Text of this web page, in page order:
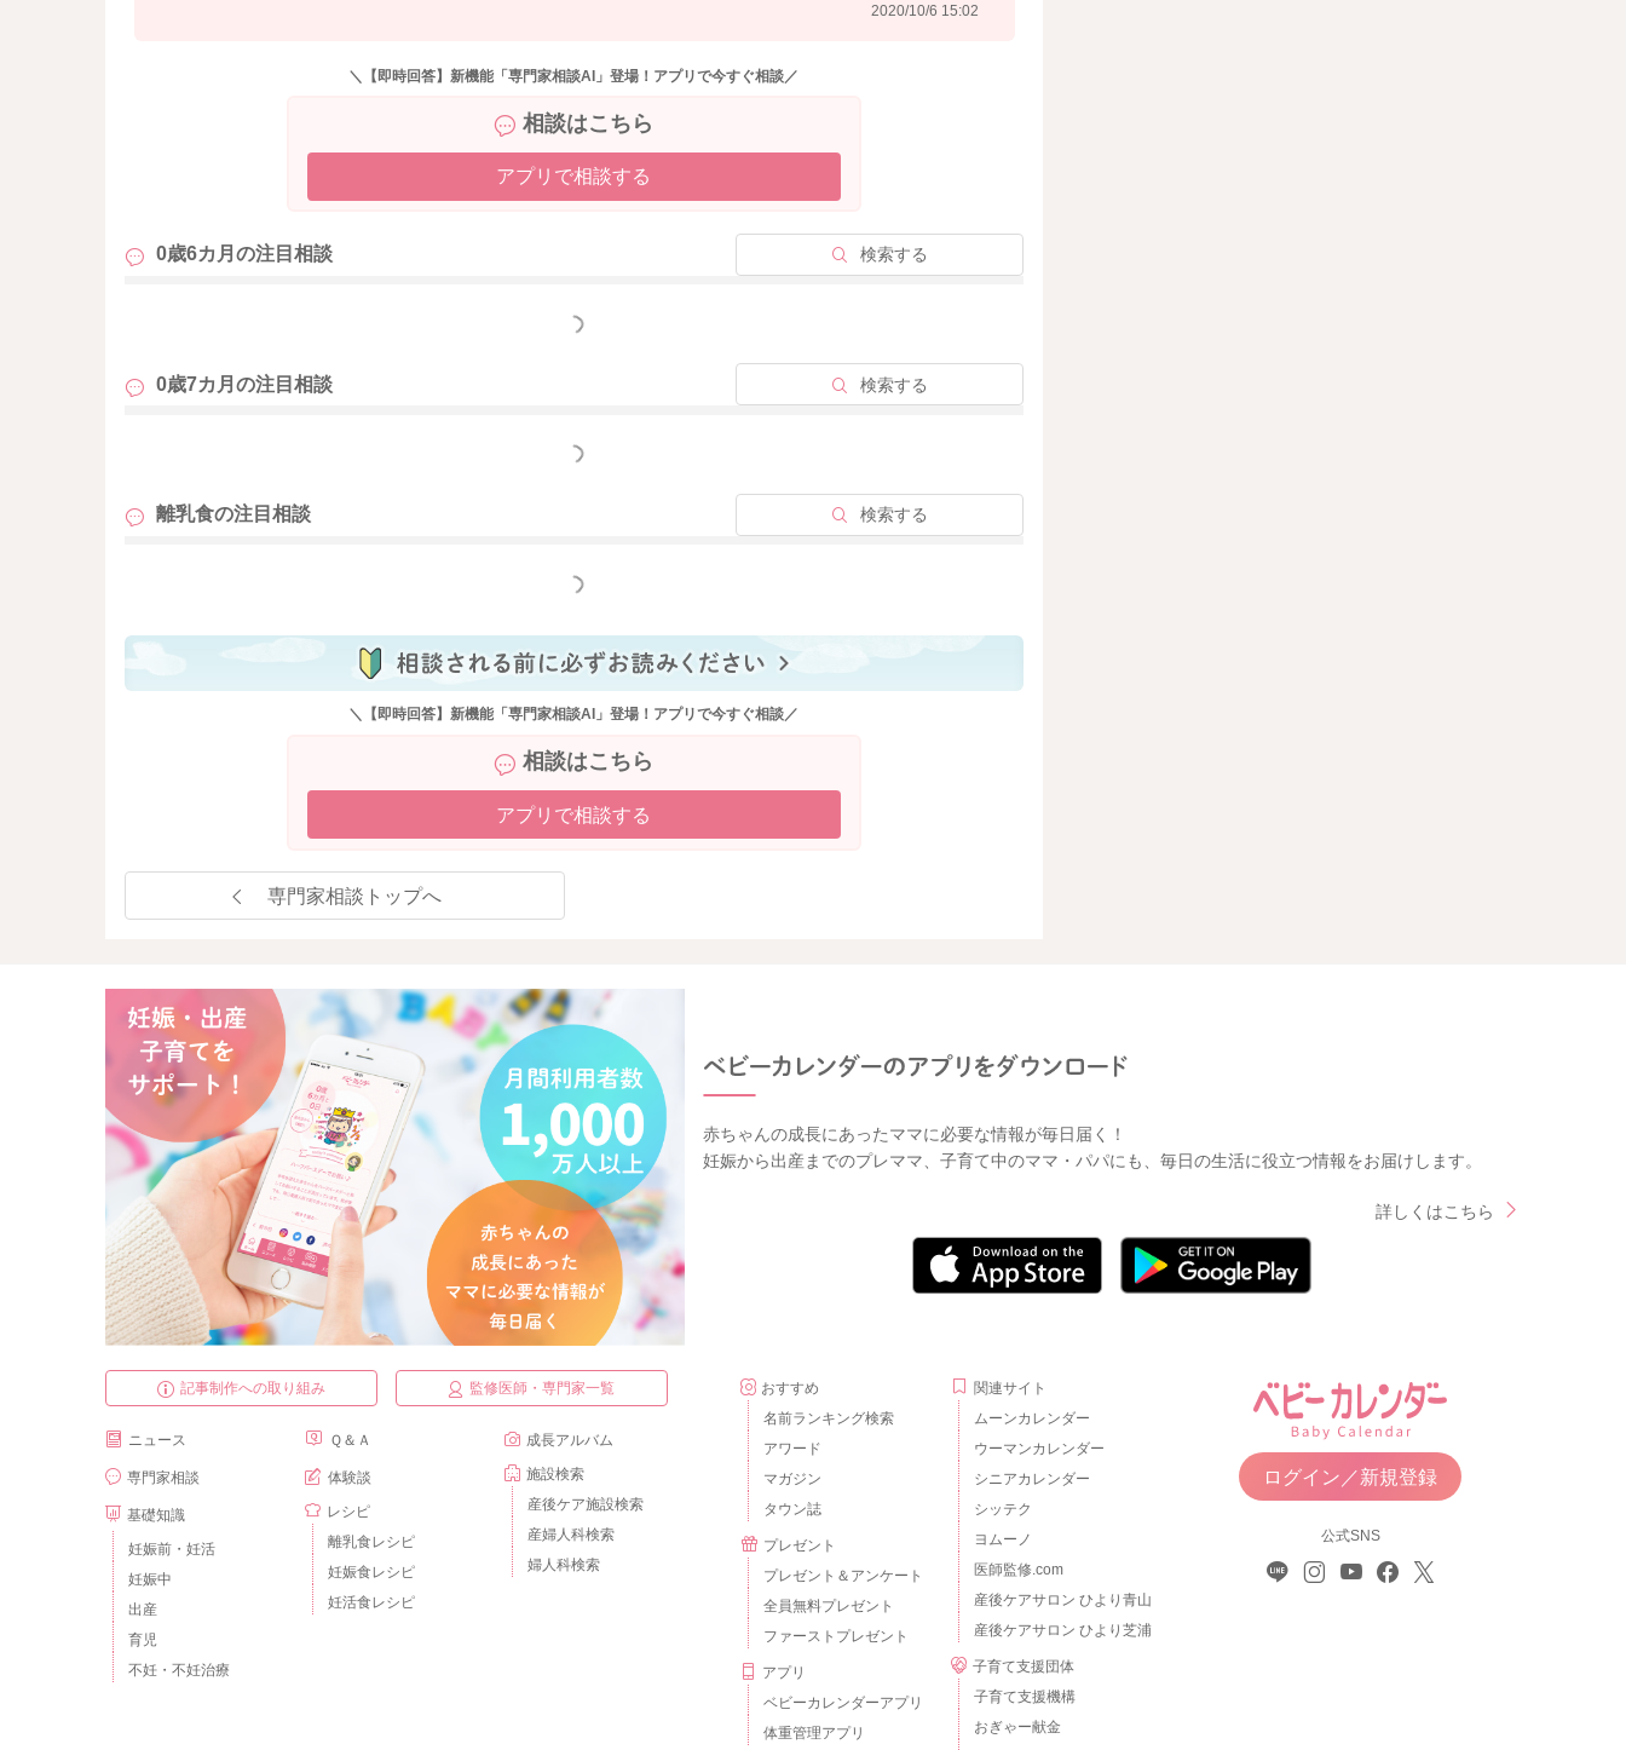
まり時間や回数や離乳食量などに捉われすぎずに、お子様のペースに合わせて進めてあげましょう。
2020/10/6 15:02
＼【即時回答】新機能「専門家相談AI」登場！アプリで今すぐ相談／
相談はこちら
アプリで相談する
0歳6カ月の注目相談 検索する
もっと見る
0歳7カ月の注目相談 検索する
もっと見る
離乳食の注目相談 検索する
もっと見る
＼【即時回答】新機能「専門家相談AI」登場！アプリで今すぐ相談／
相談はこちら
アプリで相談する
専門家相談トップへ
赤ちゃんの成長にあったママに必要な情報が毎日届く！
妊娠から出産までのプレママ、子育て中のママ・パパにも、毎日の生活に役立つ情報をお届けします。
詳しくはこちら
記事制作への取り組み 監修医師・専門家一覧
ニュース
専門家相談
基礎知識
妊娠前・妊活
妊娠中
出産
育児
不妊・不妊治療
Ｑ＆Ａ
体験談
レシピ
離乳食レシピ
妊娠食レシピ
妊活食レシピ
成長アルバム
施設検索
産後ケア施設検索
産婦人科検索
婦人科検索
おすすめ
名前ランキング検索
アワード
マガジン
タウン誌
プレゼント
プレゼント＆アンケート
全員無料プレゼント
ファーストプレゼント
アプリ
ベビーカレンダーアプリ
体重管理アプリ
関連サイト
ムーンカレンダー
ウーマンカレンダー
シニアカレンダー
シッテク
ヨムーノ
医師監修.com
産後ケアサロン ひより青山
産後ケアサロン ひより芝浦
子育て支援団体
子育て支援機構
おぎゃー献金
ログイン／新規登録
公式SNS